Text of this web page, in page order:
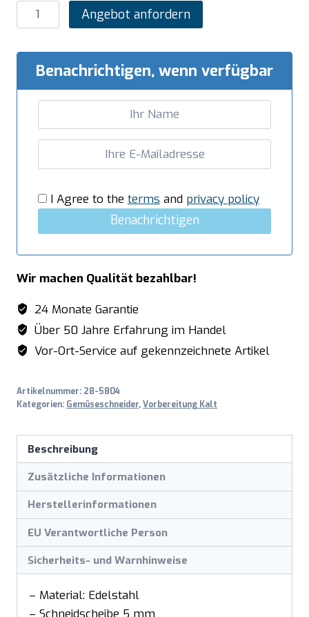
SARO
Schneidscheibe
FCS-
Menge
Angebot anfordern
Benachrichtigen, wenn verfügbar
I Agree to the terms and privacy policy
Benachrichtigen
Wir machen Qualität bezahlbar!
24 Monate Garantie
Über 50 Jahre Erfahrung im Handel
Vor-Ort-Service auf gekennzeichnete Artikel
Artikelnummer: 28-5804
Kategorien: Gemüseschneider,Vorbereitung Kalt
Beschreibung
Zusätzliche Informationen
Herstellerinformationen
EU Verantwortliche Person
Sicherheits- und Warnhinweise
– Material: Edelstahl